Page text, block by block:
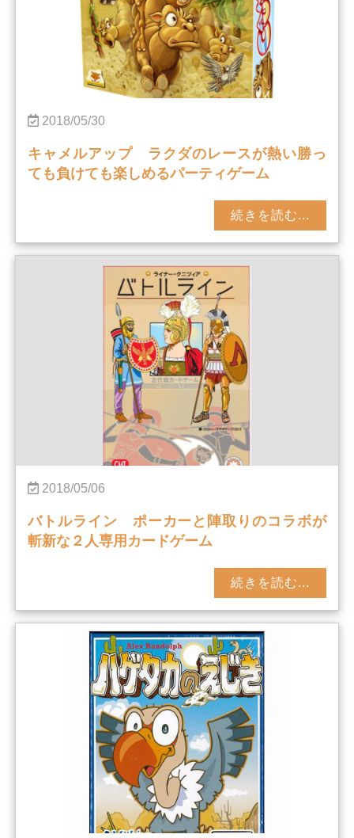
2018/05/30
キャメルアップ ラクダのレースが熱い勝っ
ても負けても楽しめるパーティゲーム
続きを読む...
2018/05/06
バトルライン ポーカーと陣取りのコラボが
斬新な２人専用カードゲーム
続きを読む...